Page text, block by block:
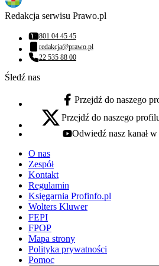
Redakcja serwisu Prawo.pl
Numer telefonu:
801 04 45 45
Adres email:
redakcja@prawo.pl
Numer telefonu:
22 535 88 00
Śledź nas
facebook - otwiera się w nowej
Przejdź do naszego
x - otwiera się w nowej karcie
Przejdź do naszego
youtube - otwiera się w nowej
Odwiedź nasz kanał
O nas
Zespół
Kontakt
Regulamin
Księgarnia Profinfo.pl
Wolters Kluwer
FEPI
FPOP
Mapa strony
Polityka prywatności
Pomoc